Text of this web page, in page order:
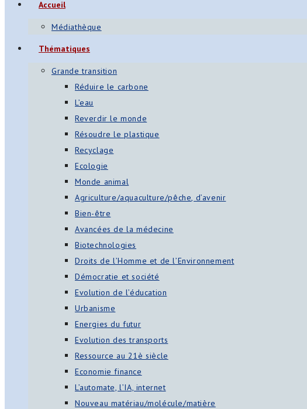
Accueil
Médiathèque
Thématiques
Grande transition
Réduire le carbone
L’eau
Reverdir le monde
Résoudre le plastique
Recyclage
Ecologie
Monde animal
Agriculture/aquaculture/pêche, d’avenir
Bien-être
Avancées de la médecine
Biotechnologies
Droits de l’Homme et de l’Environnement
Démocratie et société
Evolution de l’éducation
Urbanisme
Energies du futur
Evolution des transports
Ressource au 21è siècle
Economie finance
L’automate, l’IA, internet
Nouveau matériau/molécule/matière